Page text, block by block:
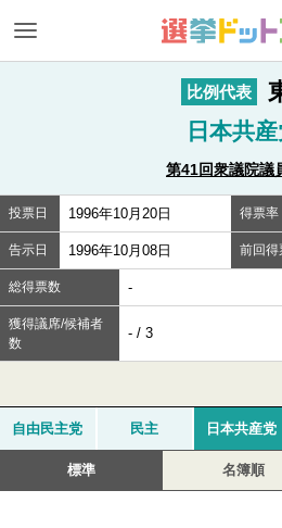
比例代表
日本共
第41回衆議院議
投票日 1996年10月20日 得票率
告示日 1996年10月08日 前回得
総得票数 -
獲得議席/候補者
数
- / 3
自由民主党 民主 日本共産党
標準 名簿順